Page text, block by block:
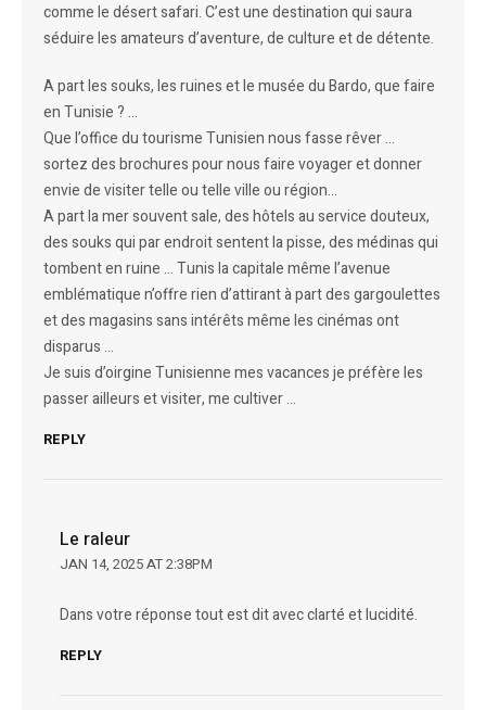
comme le désert safari. C’est une destination qui saura
séduire les amateurs d’aventure, de culture et de détente.
A part les souks, les ruines et le musée du Bardo, que faire
en Tunisie ? …
Que l’office du tourisme Tunisien nous fasse rêver …
sortez des brochures pour nous faire voyager et donner
envie de visiter telle ou telle ville ou région…
A part la mer souvent sale, des hôtels au service douteux,
des souks qui par endroit sentent la pisse, des médinas qui
tombent en ruine … Tunis la capitale même l’avenue
emblématique n’offre rien d’attirant à part des gargoulettes
et des magasins sans intérêts même les cinémas ont
disparus …
Je suis d’oirgine Tunisienne mes vacances je préfère les
passer ailleurs et visiter, me cultiver …
REPLY
Le raleur
JAN 14, 2025 AT 2:38PM
Dans votre réponse tout est dit avec clarté et lucidité.
REPLY